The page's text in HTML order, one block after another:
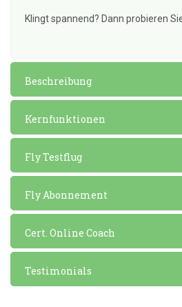
Klingt spannend? Dann probieren
Beschreibung
Kernfunktionen
Fly Testflug
Fly Abonnement
Cert. Online Coach
Testimonials